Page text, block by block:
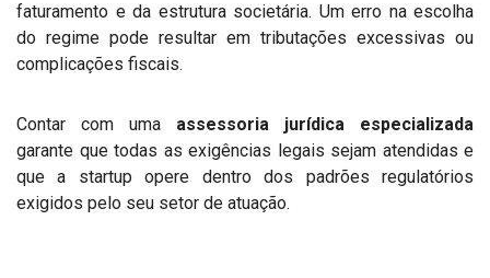
faturamento e da estrutura societária. Um erro na escolha
do regime pode resultar em tributações excessivas ou
complicações fiscais.
Contar com uma assessoria jurídica especializada
garante que todas as exigências legais sejam atendidas e
que a startup opere dentro dos padrões regulatórios
exigidos pelo seu setor de atuação.